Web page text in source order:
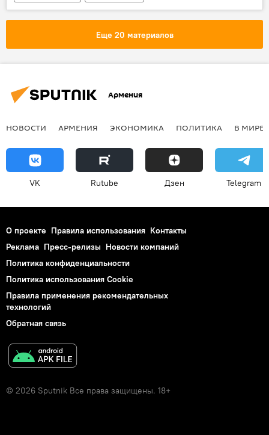
Армянский коньяк
Еще 20 материалов
Армения
НОВОСТИ АРМЕНИЯ ЭКОНОМИКА ПОЛИТИКА В МИРЕ
VK Rutube Дзен Telegram
О проекте Правила использования Контакты
Реклама Пресс-релизы Новости компаний
Политика конфиденциальности
Политика использования Cookie
Правила применения рекомендательных
технологий
Обратная связь
© 2026 Sputnik Все права защищены. 18+